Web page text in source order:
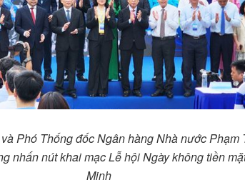
Phó Thống đốc Ngân hàng Nhà nước Phạm
nhấn nút khai mạc Lễ hội Ngày không tiền
Minh